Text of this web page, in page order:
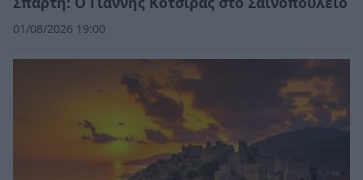
01/08/2026 19:00